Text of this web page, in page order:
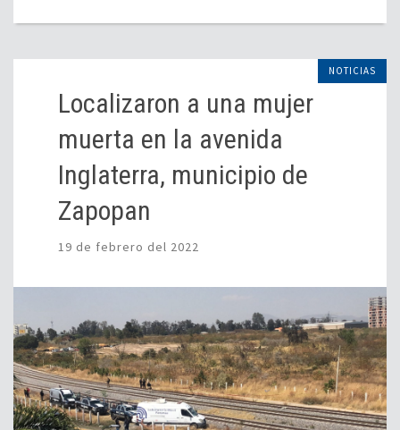
NOTICIAS
Localizaron a una mujer
muerta en la avenida
Inglaterra, municipio de
Zapopan
19 de febrero del 2022